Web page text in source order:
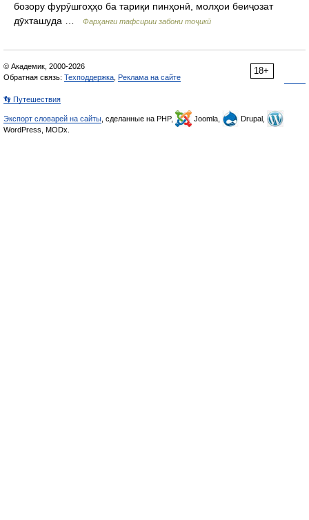
бозору фурӯшгоҳҳо ба тариқи пинҳонӣ, молҳои беиҷозат
дӯхташуда …
Фарҳанги тафсирии забони тоҷикӣ
18+
© Академик, 2000-2026
Обратная связь: Техподдержка Реклама на сайте
👣 Путешествия
Экспорт словарей на сайты , сделанные на PHP, Joomla,
Drupal,
WordPress, MODx.